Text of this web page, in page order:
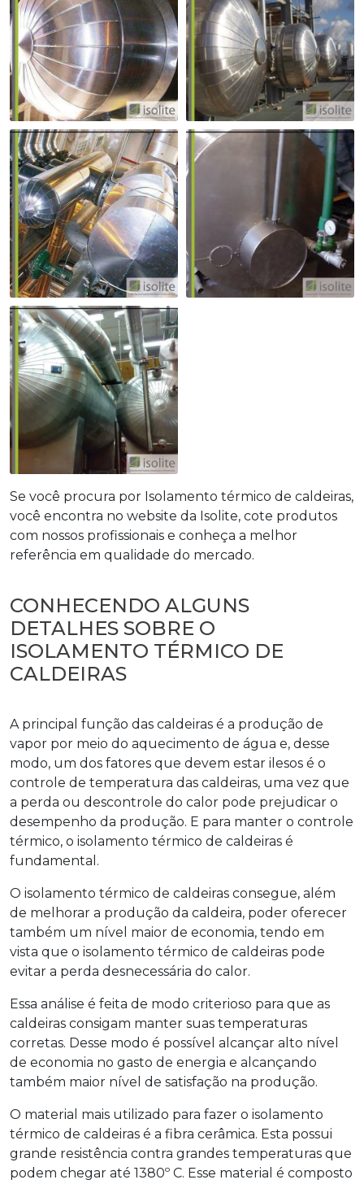
Se você procura por Isolamento térmico de caldeiras,
você encontra no website da Isolite, cote produtos
com nossos profissionais e conheça a melhor
referência em qualidade do mercado.
CONHECENDO ALGUNS
DETALHES SOBRE O
ISOLAMENTO TÉRMICO DE
CALDEIRAS
A principal função das caldeiras é a produção de
vapor por meio do aquecimento de água e, desse
modo, um dos fatores que devem estar ilesos é o
controle de temperatura das caldeiras, uma vez que
a perda ou descontrole do calor pode prejudicar o
desempenho da produção. E para manter o controle
térmico, o isolamento térmico de caldeiras é
fundamental.
O isolamento térmico de caldeiras consegue, além
de melhorar a produção da caldeira, poder oferecer
também um nível maior de economia, tendo em
vista que o isolamento térmico de caldeiras pode
evitar a perda desnecessária do calor.
Essa análise é feita de modo criterioso para que as
caldeiras consigam manter suas temperaturas
corretas. Desse modo é possível alcançar alto nível
de economia no gasto de energia e alcançando
também maior nível de satisfação na produção.
O material mais utilizado para fazer o isolamento
térmico de caldeiras é a fibra cerâmica. Esta possui
grande resistência contra grandes temperaturas que
podem chegar até 1380º C. Esse material é composto